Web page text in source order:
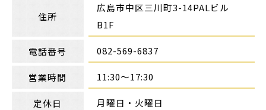
住所
広島市中区三川町3-14PALビル
B1F
電話番号 082-569-6837
営業時間 11:30～17:30
定休日 月曜日・火曜日